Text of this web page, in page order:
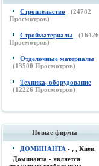
Строительство (24782
Просмотров)
Стройматериалы (16426
Просмотров)
Отделочные материалы
(13500 Просмотров)
Техника, оборудование
(12226 Просмотров)
Новые фирмы
ДОМИНАНТА - , , Киев.
Доминанта - является